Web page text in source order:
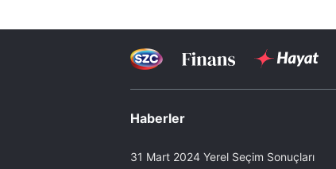
Haberler
31 Mart 2024 Yerel Seçim Sonuçları